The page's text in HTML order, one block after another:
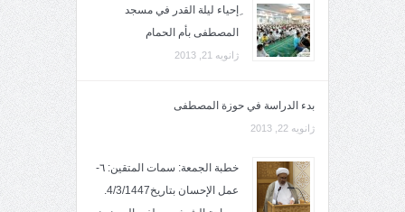
ِإحياء ليلة القدر في مسجد
المصطفى بأم الحمام
ژانویه 21, 2013
بدء الدراسة في حوزة المصطفى
ژانویه 22, 2013
خطبة الجمعة: سمات المتقين: ٦-
عمل الإحسان بتاريخ4/3/1447.